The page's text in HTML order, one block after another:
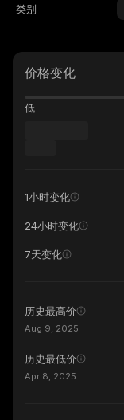
类别
价格变化
低
1小时变化
24小时变化
7天变化
历史最高价
Aug 9, 2025
历史最低价
Apr 8, 2025